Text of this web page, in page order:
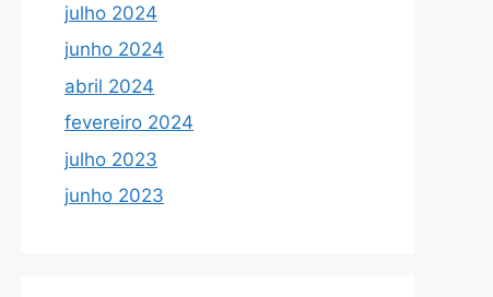
julho 2024
junho 2024
abril 2024
fevereiro 2024
julho 2023
junho 2023